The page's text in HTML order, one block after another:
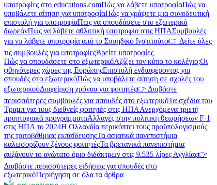
υποτροφίες στο educations.comΠώς να λάβετε υποτροφίαΠώς να
υποβάλετε αίτηση για υποτροφίαΠώς να γράψετε μια συνοδευτική
επιστολή για υποτροφίαΠώς να σπουδάσετε στο εξωτερικό
δωρεάνΠώς να λάβετε αθλητική υποτροφία στις ΗΠΑΣυμβουλές
για να λάβετε υποτροφία από το Σουηδικό Ινστιτούτο👉 Δείτε όλες
τις συμβουλές για υποτροφίεςΒρείτε υποτροφίες
Πώς να σπουδάσετε στο εξωτερικόΑξίζει τον κόπο το κολέγιο;Οι
φθηνότερες χώρες της ΕυρώπηςΕπιστολή ενδιαφέροντος για
σπουδές στο εξωτερικόΠώς να υποβάλετε αίτηση σε σχολές του
εξωτερικούΔιαχείριση χρόνου για φοιτητές👉 Διαβάστε
περισσότερες συμβουλές για σπουδές στο εξωτερικόΤα σχέδια του
Τραμπ για τους διεθνείς φοιτητές στις ΗΠΑΑνερχόμενα τριετή
προπτυχιακά προγράμματαΑλλαγές στην πολιτική θεωρήσεων F-1
στις ΗΠΑ το 2024Η Ολλανδία περικόπτει τους προϋπολογισμούς
της τριτοβάθμιας εκπαίδευσηςΤα ασιατικά πανεπιστήμια
καλωσορίζουν ξένους φοιτητέςΤα βρετανικά πανεπιστήμια
αυξάνουν το ανώτατο όριο διδάκτρων στις 9.535 λίρες Αγγλίας👉
Διαβάστε περισσότερες ειδήσεις για σπουδές στο
εξωτερικόΠεριήγηση σε όλα τα άρθρα